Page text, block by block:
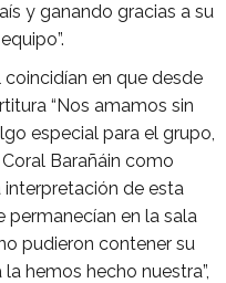
y ganando gracias a su
en que desde
“Nos amamos sin
especial para el grupo,
Barañáin como
de esta
en la sala
pudieron contener su
hemos hecho nuestra”,